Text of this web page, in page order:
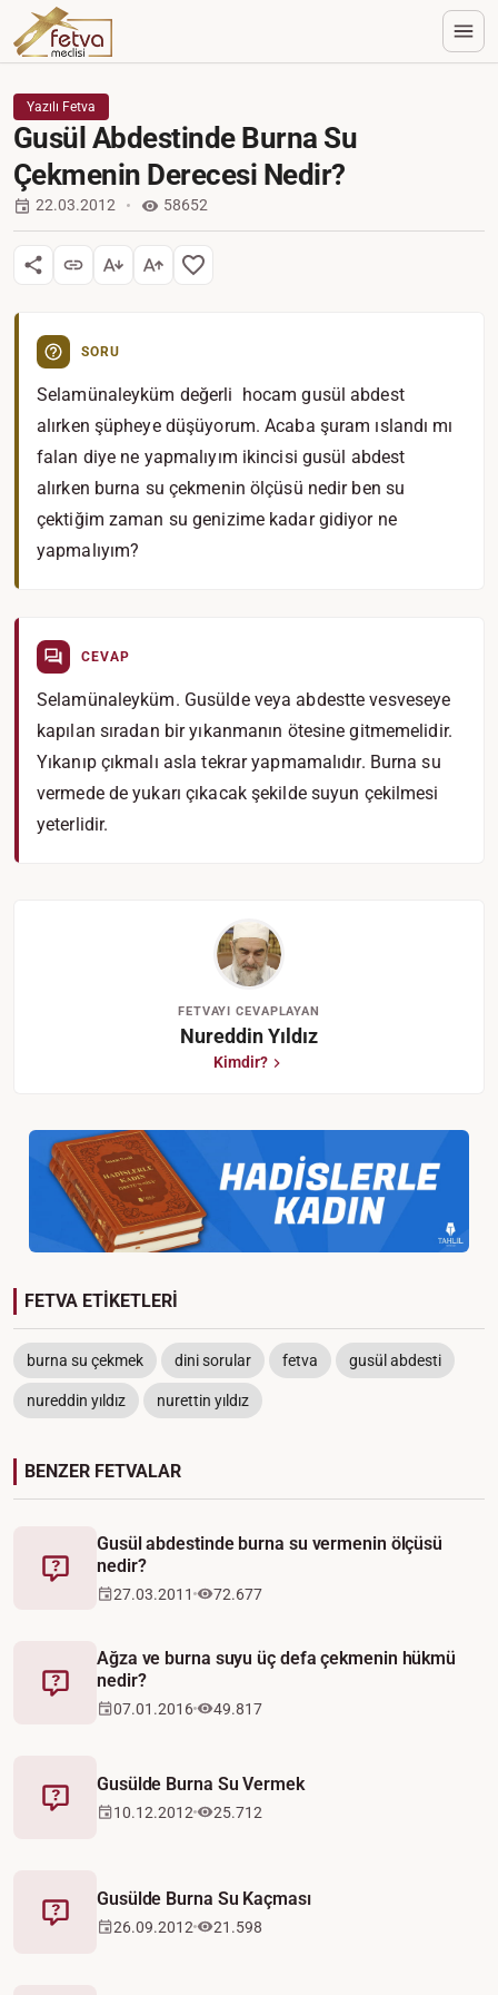
Yazılı Fetva
Gusül Abdestinde Burna Su
Çekmenin Derecesi Nedir?
22.03.2012 58652
SORU
Selamünaleyküm değerli hocam gusül abdest
alırken şüpheye düşüyorum. Acaba şuram ıslandı mı
falan diye ne yapmalıyım ikincisi gusül abdest
alırken burna su çekmenin ölçüsü nedir ben su
çektiğim zaman su genizime kadar gidiyor ne
yapmalıyım?
CEVAP
Selamünaleyküm. Gusülde veya abdestte vesveseye
kapılan sıradan bir yıkanmanın ötesine gitmemelidir.
Yıkanıp çıkmalı asla tekrar yapmamalıdır. Burna su
vermede de yukarı çıkacak şekilde suyun çekilmesi
yeterlidir.
FETVAYI CEVAPLAYAN
Nureddin Yıldız
Kimdir?
FETVA ETİKETLERİ
burna su çekmek dini sorular fetva gusül abdesti
nureddin yıldız nurettin yıldız
BENZER FETVALAR
Fetva
Gusül abdestinde burna su vermenin ölçüsü
nedir?
27.03.2011 72.677
Fetva
Ağza ve burna suyu üç defa çekmenin hükmü
nedir?
07.01.2016 49.817
Fetva
Gusülde Burna Su Vermek
10.12.2012 25.712
Fetva
Gusülde Burna Su Kaçması
26.09.2012 21.598